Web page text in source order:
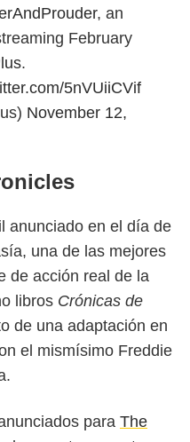
, an
February
.
5nVUiiCVif
November 12,
anunciado en el día de
una de las mejores
de acción real de la
libros Crónicas de
de una adaptación en
el mismísimo Freddie
para The